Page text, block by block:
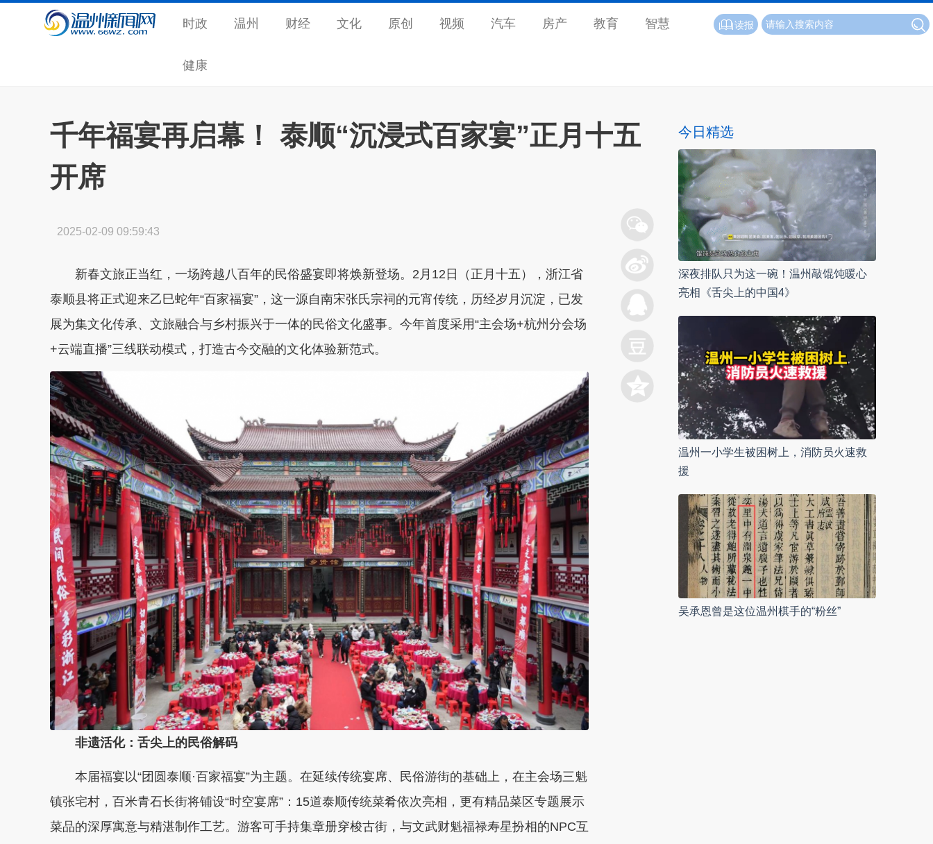
时政 温州 财经 文化 原创 视频 汽车 房产 教育 智慧
健康
读报
千年福宴再启幕！ 泰顺“沉浸式百家宴”正月十五
开席
2025-02-09 09:59:43
新春文旅正当红，一场跨越八百年的民俗盛宴即将焕新登场。2月12日（正月十五），浙江省
泰顺县将正式迎来乙巳蛇年“百家福宴”，这一源自南宋张氏宗祠的元宵传统，历经岁月沉淀，已发
展为集文化传承、文旅融合与乡村振兴于一体的民俗文化盛事。今年首度采用“主会场+杭州分会场
+云端直播”三线联动模式，打造古今交融的文化体验新范式。
非遗活化：舌尖上的民俗解码
本届福宴以“团圆泰顺·百家福宴”为主题。在延续传统宴席、民俗游街的基础上，在主会场三魁
镇张宅村，百米青石长街将铺设“时空宴席”：15道泰顺传统菜肴依次亮相，更有精品菜区专题展示
菜品的深厚寓意与精湛制作工艺。游客可手持集章册穿梭古街，与文武财魁福禄寿星扮相的NPC互
今日精选
深夜排队只为这一碗！温州敲馄饨暖心
亮相《舌尖上的中国4》
温州一小学生被困树上，消防员火速救
援
吴承恩曾是这位温州棋手的“粉丝”